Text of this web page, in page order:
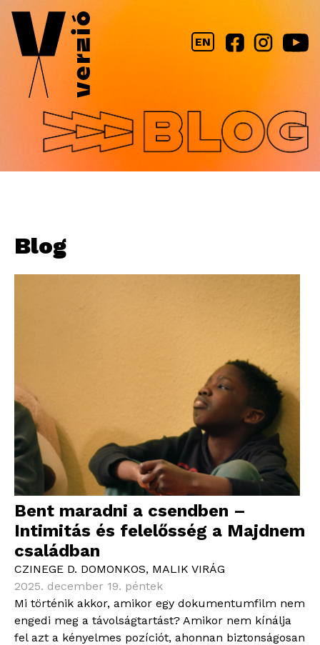
Jump to navigation
EN
Blog
Bent maradni a csendben –
Intimitás és felelősség a Majdnem
családban
CZINEGE D. DOMONKOS, MALIK VIRÁG
2025. december 19. péntek
Mi történik akkor, amikor egy dokumentumfilm nem
engedi meg a távolságtartást? Amikor nem kínálja
fel azt a kényelmes pozíciót, ahonnan biztonságosan